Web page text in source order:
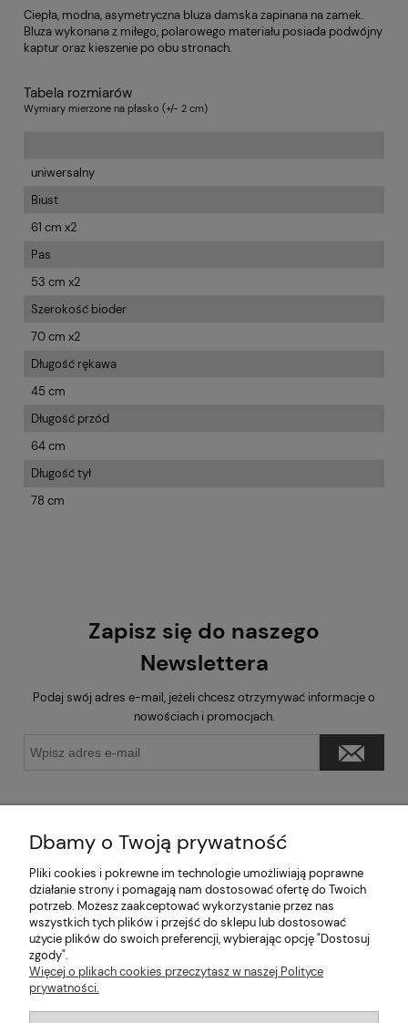
Ciepła, modna, asymetryczna bluza damska zapinana na zamek.
Bluza wykonana z miłego, polarowego materiału posiada podwójny
kaptur oraz kieszenie po obu stronach.
Tabela rozmiarów
Wymiary mierzone na płasko (+/- 2 cm)
uniwersalny
Biust
61 cm x2
Pas
53 cm x2
Szerokość bioder
70 cm x2
Długość rękawa
45 cm
Długość przód
64 cm
Długość tył
78 cm
Zapisz się do naszego
Newslettera
Podaj swój adres e-mail, jeżeli chcesz otrzymywać informacje o
nowościach i promocjach.
Pomoc
Moje konto
Informacje
Dbamy o Twoją prywatność
Pliki cookies i pokrewne im technologie umożliwiają poprawne
działanie strony i pomagają nam dostosować ofertę do Twoich
potrzeb. Możesz zaakceptować wykorzystanie przez nas
wszystkich tych plików i przejść do sklepu lub dostosować
użycie plików do swoich preferencji, wybierając opcję "Dostosuj
zgody".
Więcej o plikach cookies przeczytasz w naszej Polityce
prywatności.